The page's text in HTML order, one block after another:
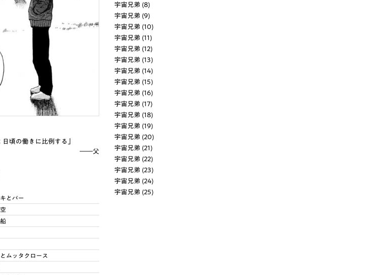
日頃の働きに比例する」
――父
とパー
ムッタクロース
宇宙兄弟 (8)
宇宙兄弟 (9)
宇宙兄弟 (10)
宇宙兄弟 (11)
宇宙兄弟 (12)
宇宙兄弟 (13)
宇宙兄弟 (14)
宇宙兄弟 (15)
宇宙兄弟 (16)
宇宙兄弟 (17)
宇宙兄弟 (18)
宇宙兄弟 (19)
宇宙兄弟 (20)
宇宙兄弟 (21)
宇宙兄弟 (22)
宇宙兄弟 (23)
宇宙兄弟 (24)
宇宙兄弟 (25)